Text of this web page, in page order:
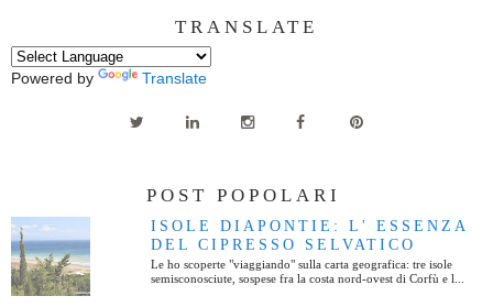
TRANSLATE
Powered by Translate
POST POPOLARI
ISOLE DIAPONTIE: L' ESSENZA
DEL CIPRESSO SELVATICO
Le ho scoperte "viaggiando" sulla carta geografica: tre isole
semisconosciute, sospese fra la costa nord-ovest di Corfù e l...